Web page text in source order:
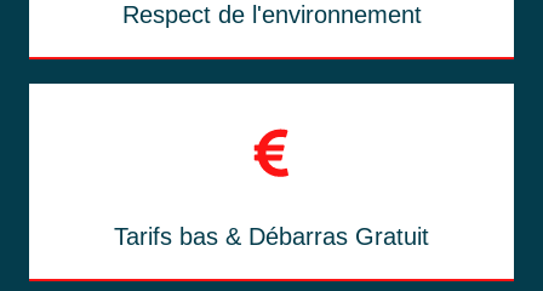
Respect de l'environnement
Tarifs bas & Débarras Gratuit